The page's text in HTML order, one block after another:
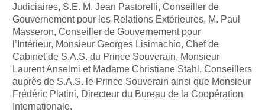
Judiciaires, S.E. M. Jean Pastorelli, Conseiller de
Gouvernement pour les Relations Extérieures, M. Paul
Masseron, Conseiller de Gouvernement pour
l’Intérieur, Monsieur Georges Lisimachio, Chef de
Cabinet de S.A.S. du Prince Souverain, Monsieur
Laurent Anselmi et Madame Christiane Stahl, Conseillers
auprès de S.A.S. le Prince Souverain ainsi que Monsieur
Frédéric Platini, Directeur du Bureau de la Coopération
Internationale.